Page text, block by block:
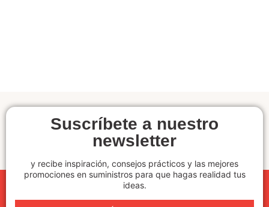
Suscríbete a nuestro
newsletter
y recibe inspiración, consejos prácticos y las mejores
promociones en suministros para que hagas realidad tus
ideas.